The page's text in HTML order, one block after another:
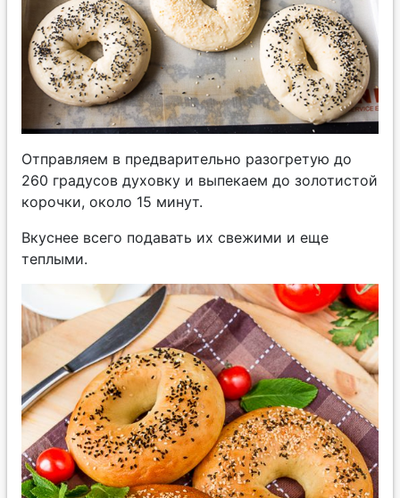
Отправляем в предварительно разогретую до
260 градусов духовку и выпекаем до золотистой
корочки, около 15 минут.
Вкуснее всего подавать их свежими и еще
теплыми.